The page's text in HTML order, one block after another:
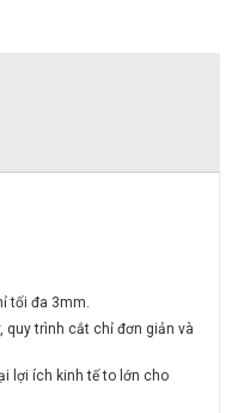
tối đa 3mm.
quy trình cắt chỉ đơn giản và
lợi ích kinh tế to lớn cho